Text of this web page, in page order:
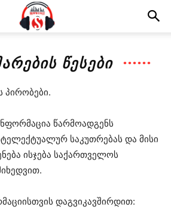
ᲬᲔᲡᲔᲑᲘ
პირობები.
წარმოადგენს
საკუთრებას და მისი
ისჯება საქართველოს
დაგვიკავშირდით: